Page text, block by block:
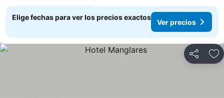
Elige fechas para ver los precios exactos
Ver precios
Compartir